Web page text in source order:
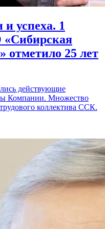
успеха. 1
«Сибирская
отметило 25 лет
действующие
Компании. Множество
коллектива ССК.